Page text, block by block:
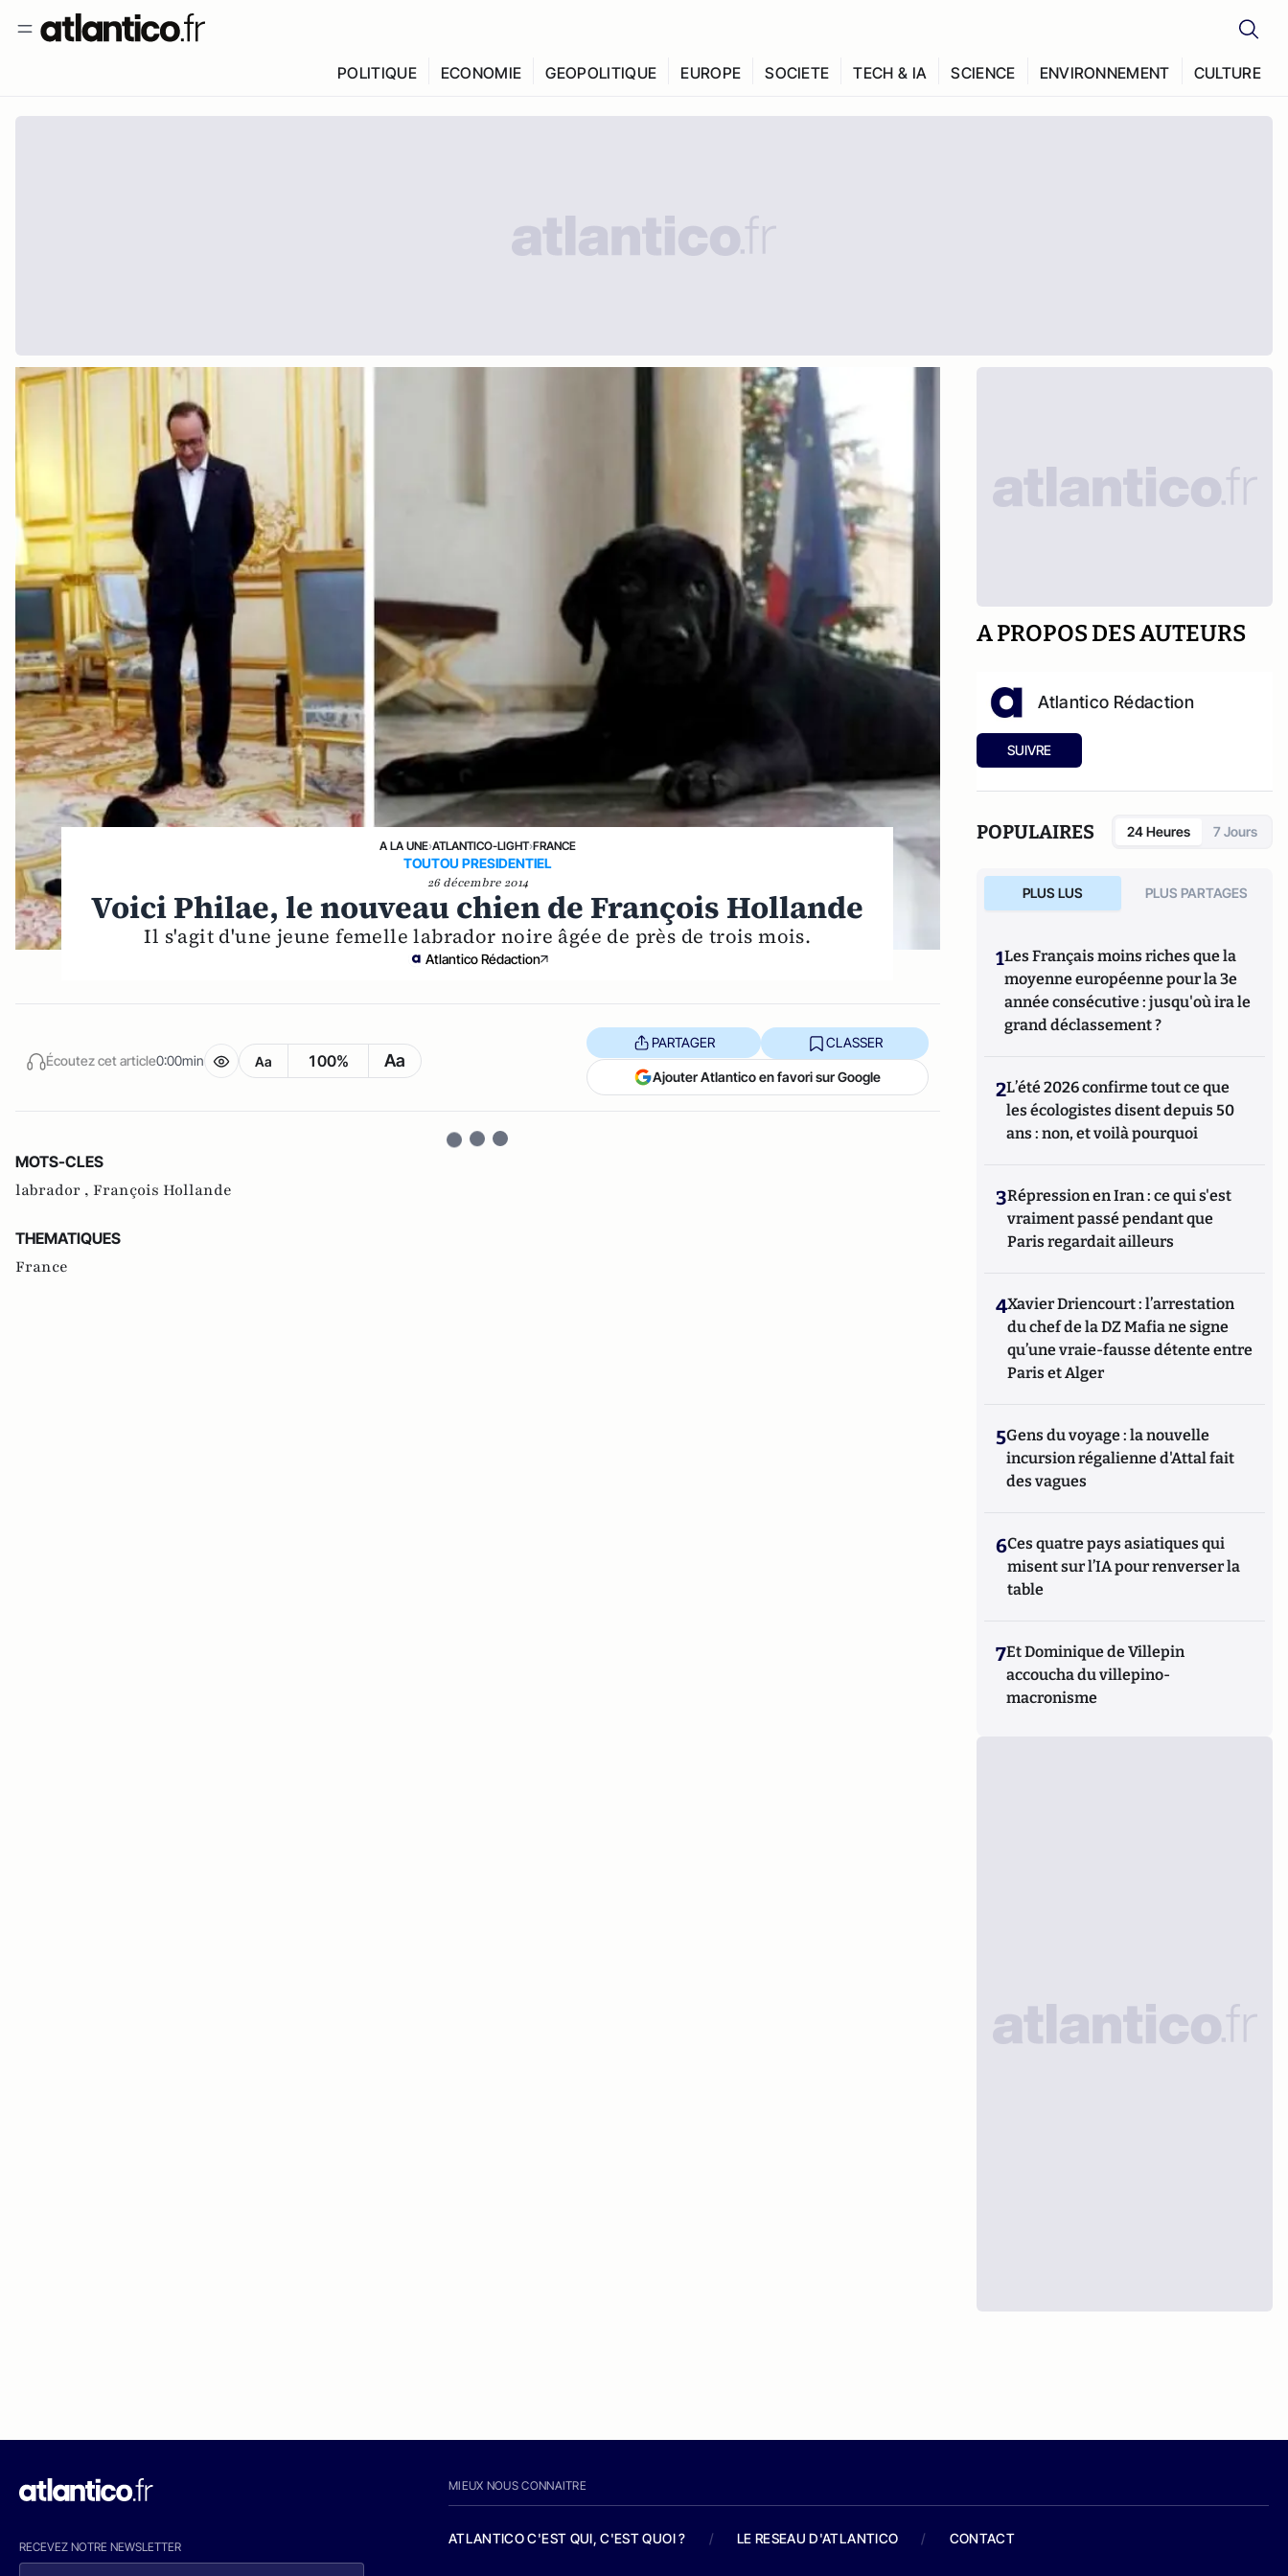
POLITIQUE ECONOMIE GEOPOLITIQUE EUROPE SOCIETE TECH & IA SCIENCE ENVIRONNEMENT CULTURE
A LA UNE›ATLANTICO-LIGHT›FRANCE
TOUTOU PRESIDENTIEL
26 décembre 2014
Voici Philae, le nouveau chien de François Hollande
Il s'agit d'une jeune femelle labrador noire âgée de près de trois mois.
Atlantico Rédaction
Écoutez cet article0:00min Aa 100% Aa
PARTAGER CLASSER
Ajouter Atlantico en favori sur Google
MOTS-CLES
labrador , François Hollande
THEMATIQUES
France
A PROPOS DES AUTEURS
Atlantico Rédaction
SUIVRE
POPULAIRES 24 Heures 7 Jours
PLUS LUS PLUS PARTAGES
1Les Français moins riches que la
moyenne européenne pour la 3e
année consécutive : jusqu'où ira le
grand déclassement ?
2L’été 2026 confirme tout ce que
les écologistes disent depuis 50
ans : non, et voilà pourquoi
3Répression en Iran : ce qui s'est
vraiment passé pendant que
Paris regardait ailleurs
4Xavier Driencourt : l’arrestation
du chef de la DZ Mafia ne signe
qu’une vraie-fausse détente entre
Paris et Alger
5Gens du voyage : la nouvelle
incursion régalienne d'Attal fait
des vagues
6Ces quatre pays asiatiques qui
misent sur l’IA pour renverser la
table
7Et Dominique de Villepin
accoucha du villepino-
macronisme
RECEVEZ NOTRE NEWSLETTER
MIEUX NOUS CONNAITRE
ATLANTICO C'EST QUI, C'EST QUOI ? / LE RESEAU D'ATLANTICO / CONTACT